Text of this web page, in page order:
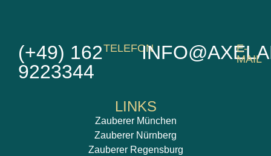
(+49) 162
9223344
TELEFON
E-
MAIL
LINKS
Zauberer München
Zauberer Nürnberg
Zauberer Regensburg